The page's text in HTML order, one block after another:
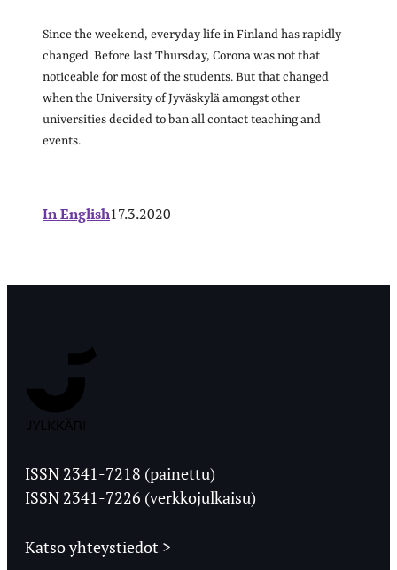
Since the weekend, everyday life in Finland has rapidly
changed. Before last Thursday, Corona was not that
noticeable for most of the students. But that changed
when the University of Jyväskylä amongst other
universities decided to ban all contact teaching and
events.
In English17.3.2020
Ylioppilaslehti
ISSN 2341-7218 (painettu)
ISSN 2341-7226 (verkkojulkaisu)
Katso yhteystiedot >